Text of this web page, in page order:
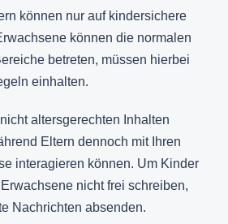
können nur auf kindersichere
können die normalen
betreten, müssen hierbei
einhalten.
altersgerechten Inhalten
Eltern dennoch mit Ihren
interagieren können. Um Kinder
nicht frei schreiben,
Nachrichten absenden.